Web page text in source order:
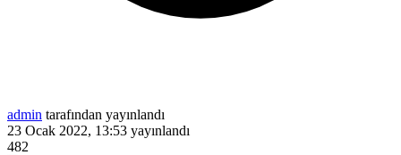
admin tarafından yayınlandı
23 Ocak 2022, 13:53 yayınlandı
482